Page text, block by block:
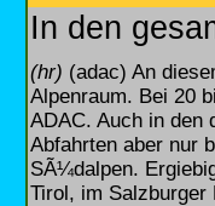
In den
(hr) (adac) An
Alpenraum. Bei 20
ADAC. Auch in den
Abfahrten aber nur
SÃ¼dalpen.
Tirol, im